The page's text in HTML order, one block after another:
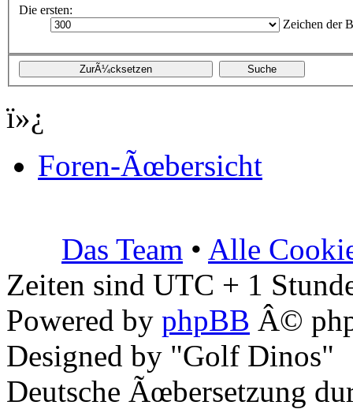
Die ersten:
Zeichen der
ï»¿
Foren-Ãœbersicht
Das Team • Alle
Zeiten sind UTC + 1
Powered by phpBB Â©
Designed by "Golf Dinos"
Deutsche Ãœbersetzung